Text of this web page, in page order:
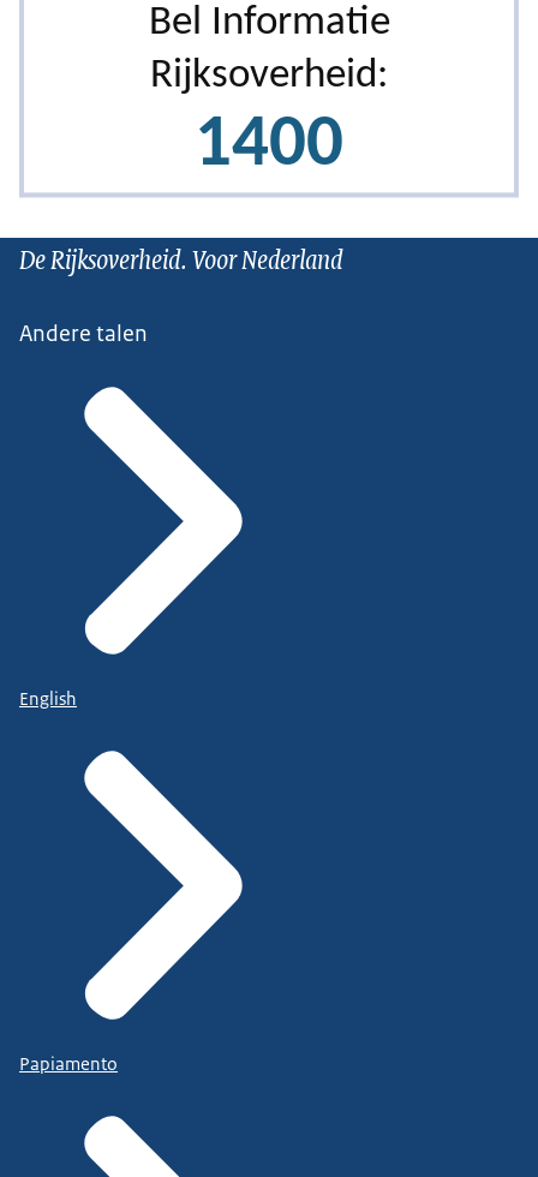
De Rijksoverheid. Voor Nederland
Andere talen
English
Papiamento